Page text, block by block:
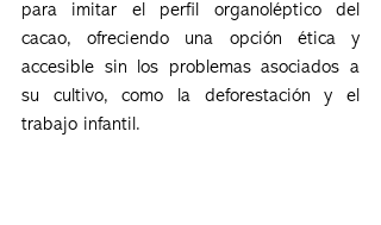
para imitar el perfil organoléptico del
cacao, ofreciendo una opción ética y
accesible sin los problemas asociados a
su cultivo, como la deforestación y el
trabajo infantil.